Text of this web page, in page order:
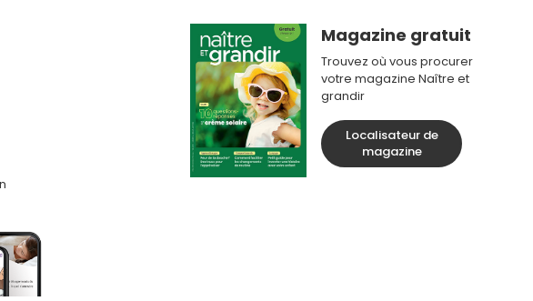
Magazine gratuit
Trouvez où vous procurer
votre magazine Naître et
grandir
Localisateur de
magazine